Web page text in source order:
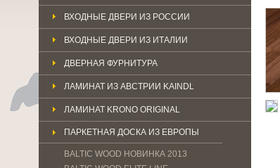
ВХОДНЫЕ ДВЕРИ ИЗ РОССИИ
ВХОДНЫЕ ДВЕРИ ИЗ ИТАЛИИ
ДВЕРНАЯ ФУРНИТУРА
ЛАМИНАТ ИЗ АВСТРИИ KAINDL
ЛАМИНАТ KRONO ORIGINAL
ПАРКЕТНАЯ ДОСКА ИЗ ЕВРОПЫ
BALTIC WOOD НОВИНКА 2013